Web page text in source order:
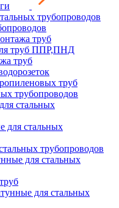
трубопроводов
труб
труб ППР,ПНД
труб
труб
трубопроводов
стальных
для стальных
трубопроводов
для стальных
для стальных